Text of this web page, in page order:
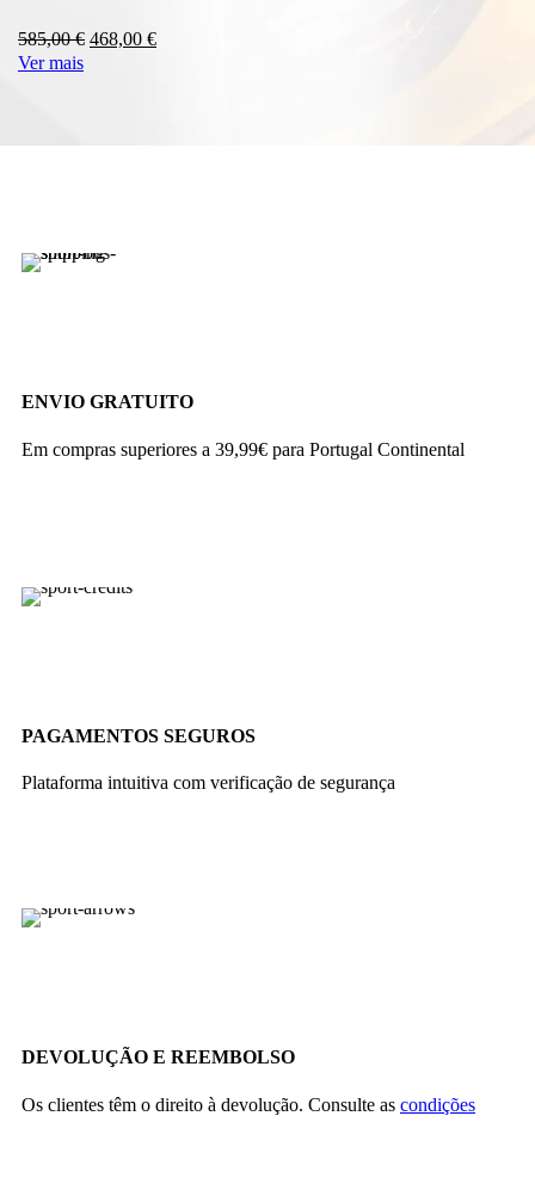
585,00€ O
468,00 €O
Ver mais
ENVIO GRATUITO
Em compras superiores a 39,99€ para Portugal Continental
PAGAMENTOS SEGUROS
Plataforma intuitiva com verificação de segurança
DEVOLUÇÃO E REEMBOLSO
Os clientes têm o direito à devolução. Consulte as condições